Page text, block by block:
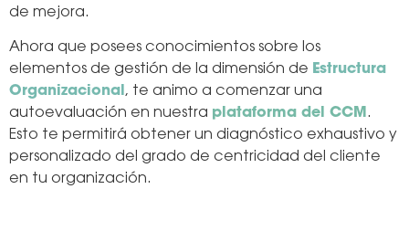
de mejora.
Ahora que posees conocimientos sobre los
elementos de gestión de la dimensión de Estructura
Organizacional, te animo a comenzar una
autoevaluación en nuestra plataforma del CCM.
Esto te permitirá obtener un diagnóstico exhaustivo y
personalizado del grado de centricidad del cliente
en tu organización.